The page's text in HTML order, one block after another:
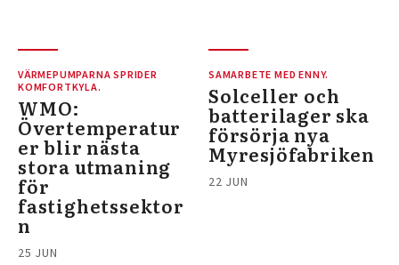
VÄRMEPUMPARNA SPRIDER
KOMFORTKYLA.
WMO:
Övertemperatur
er blir nästa
stora utmaning
för
fastighetssektor
n
25 JUN
SAMARBETE MED ENNY.
Solceller och
batterilager ska
försörja nya
Myresjöfabriken
22 JUN